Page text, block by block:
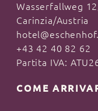
Wasserfallweg
Carinzia/Austria
+43 42 40 82 62
Partita IVA:
COME